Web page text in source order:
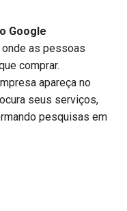
Google
as pessoas
comprar.
apareça no
seus serviços,
pesquisas em